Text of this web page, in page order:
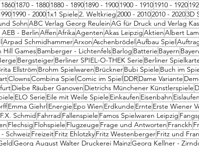
1870 - 18801880 - 18901890 - 19001900 - 19101910 - 1920
1990 - 20001x1 Spiele2. Weltkrieg2000 - 20102010 - 20203D
SohnABC Verlag Georg ReuleinAG für Druck und Verlag
- BerlinAffenAfrikaAgentenAkas LeipzigAktienAlbert
Arpad SchmidhammerArxonAschenbrödelAufbau Spiel
Hill GamesBamberger - LichtenfelsBarlog Batterie Bayern
BergsteigerBerliner SPIEL-O-THEK Serie Berliner
Ellström Brohm Spielwaren BrücknerBubi Spiele Buch im
ClownsCombina SpielComic im SpielDDRDame Variante
Diebe Räuber Ganoven Dietrichs Münchener Künstlerspiele
ELO Serie Eile mit Weile Spiele Einkaufen Eisenbahn Eislaufen
Emma GiehrlEnergie Epo Wien Erdkunde Ernte Erste Wiener
F.X. Schmid Fahrrad Fallenspiele Famos Spielwaren Leipzig
Flechsig Flohspiele Flugzeuge Frage und Antworten Franckh
SchweizFreizeitFritz EhlotzkyFritz WestenbergerFritz und
Georg August Walter Druckerei MainzGeorg Kellner -